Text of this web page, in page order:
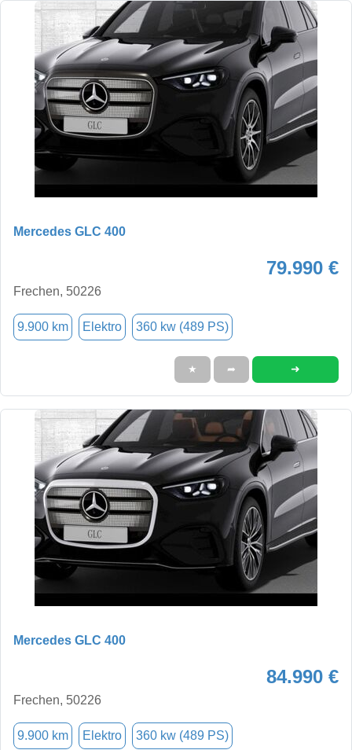
Mercedes GLC 400
79.990 €
Frechen, 50226
9.900 km Elektro 360 kw (489 PS)
★ ➦ ➜
Mercedes GLC 400
84.990 €
Frechen, 50226
9.900 km Elektro 360 kw (489 PS)